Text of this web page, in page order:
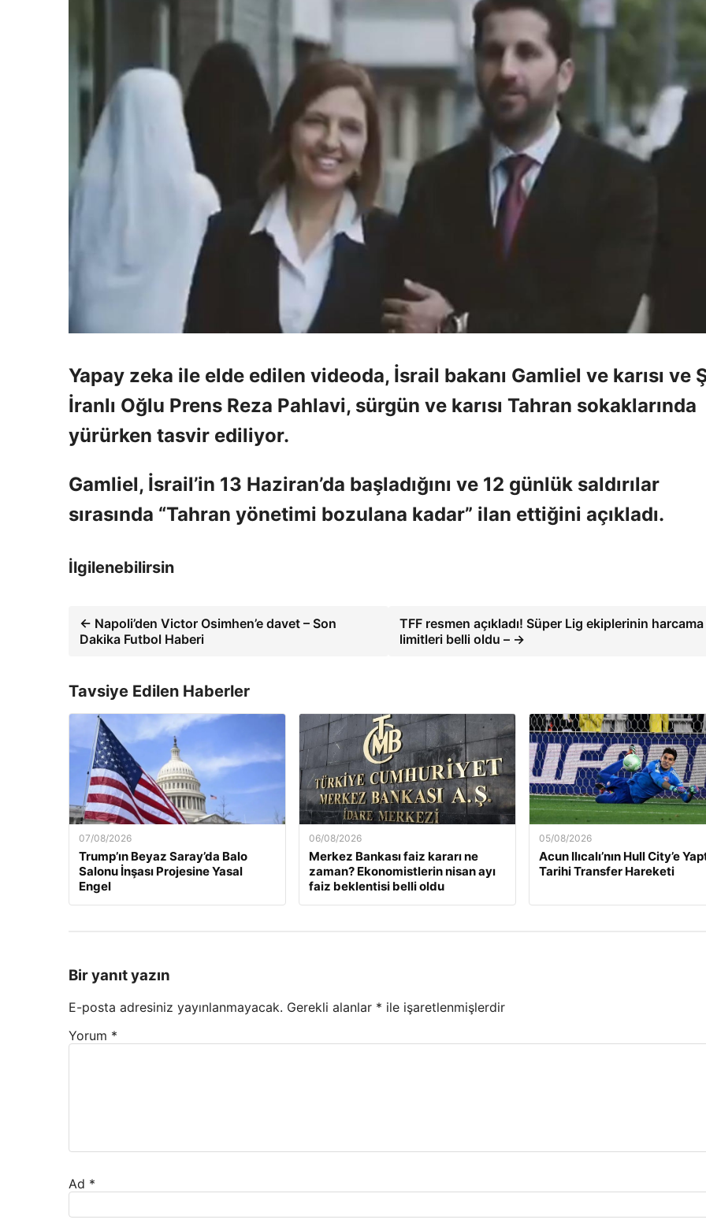
Yapay zeka ile elde edilen videoda, İsrail bakanı Gamliel ve karısı ve
İranlı Oğlu Prens Reza Pahlavi, sürgün ve karısı Tahran sokaklarında
yürürken tasvir ediliyor.
Gamliel, İsrail’in 13 Haziran’da başladığını ve 12 günlük saldırılar
sırasında “Tahran yönetimi bozulana kadar” ilan ettiğini açıkladı.
İlgilenebilirsin
← Napoli’den Victor Osimhen’e davet – Son
Dakika Futbol Haberi
TFF resmen açıkladı! Süper Lig ekiplerinin harcama
limitleri belli oldu – →
Tavsiye Edilen Haberler
07/08/2026
Trump’ın Beyaz Saray’da Balo
Salonu İnşası Projesine Yasal
Engel
06/08/2026
Merkez Bankası faiz kararı ne
zaman? Ekonomistlerin nisan ayı
faiz beklentisi belli oldu
05/08/2026
Acun Ilıcalı’nın Hull City’e
Tarihi Transfer Hareketi
Bir yanıt yazın
E-posta adresiniz yayınlanmayacak. Gerekli alanlar * ile işaretlenmişlerdir
Yorum *
Ad *